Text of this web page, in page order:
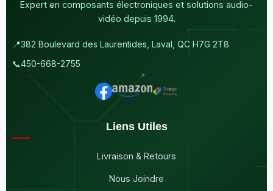
Expert en composants électroniques et solutions audio-
vidéo depuis 1994.
📍382 Boulevard des Laurentides, Laval, QC H7G 2T8
📞450-668-2755
Liens Utiles
Livraison & Retours
Nous Joindre